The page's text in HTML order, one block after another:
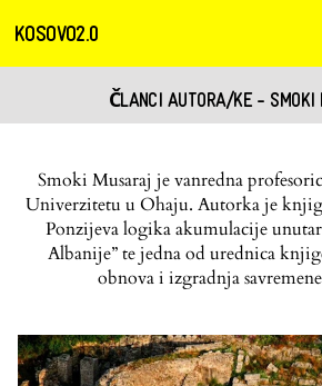
KOSOVO2.0
ČLANCI AUTORA/KE - SMOKI
Smoki Musaraj je vanredna
Univerzitetu u Ohaju. Autorka je
Ponzijeva logika akumulacije
Albanije” te jedna od urednica
obnova i izgradnja